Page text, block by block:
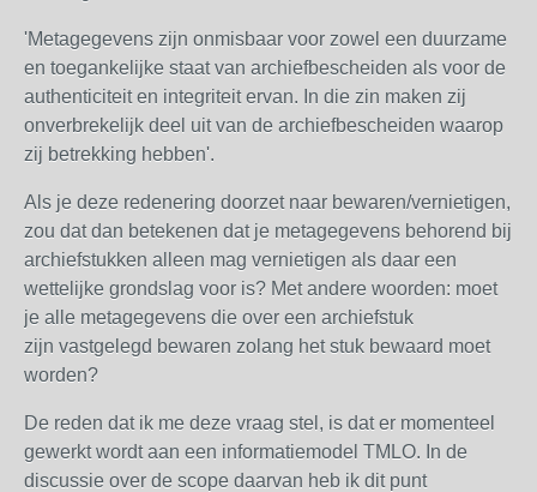
'Metagegevens zijn onmisbaar voor zowel een duurzame
en toegankelijke staat van archiefbescheiden als voor de
authenticiteit en integriteit ervan. In die zin maken zij
onverbrekelijk deel uit van de archiefbescheiden waarop
zij betrekking hebben'.
Als je deze redenering doorzet naar bewaren/vernietigen,
zou dat dan betekenen dat je metagegevens behorend bij
archiefstukken alleen mag vernietigen als daar een
wettelijke grondslag voor is? Met andere woorden: moet
je alle metagegevens die over een archiefstuk
zijn vastgelegd bewaren zolang het stuk bewaard moet
worden?
De reden dat ik me deze vraag stel, is dat er momenteel
gewerkt wordt aan een informatiemodel TMLO. In de
discussie over de scope daarvan heb ik dit punt